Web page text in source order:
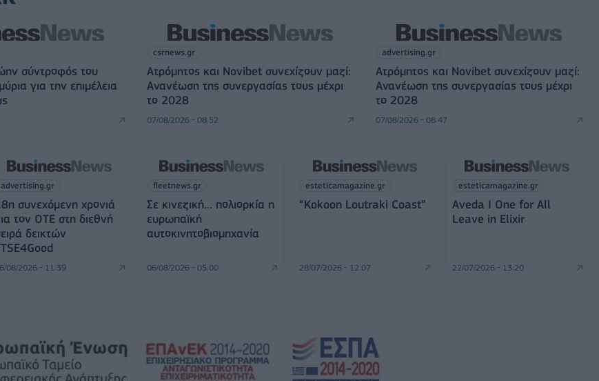
σύντροφός του
για την επιμέλεια
csrnews.gr
Ατρόμητος και Novibet συνεχίζουν μαζί:
Ανανέωση της συνεργασίας τους μέχρι
το 2028
07/08/2026 - 08:52
advertising.gr
Ατρόμητος και Novibet συνεχίζουν μαζί:
Ανανέωση της συνεργασίας τους μέχρι
το 2028
07/08/2026 - 08:47
advertising.gr
συνεχόμενη χρονιά
τον ΟΤΕ στη διεθνή
δεικτών
08/2026 - 11:39
fleetnews.gr
Σε κινεζική… πολιορκία η
ευρωπαϊκή
αυτοκινητοβιομηχανία
06/08/2026 - 05:00
esteticamagazine.gr
“Kokoon Loutraki Coast”
28/07/2026 - 12:07
esteticamagazine.gr
Aveda I One for All
Leave in Elixir
22/07/2026 - 13:20